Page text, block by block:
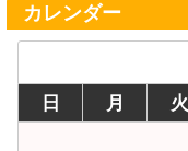
カレンダー
日
月 火